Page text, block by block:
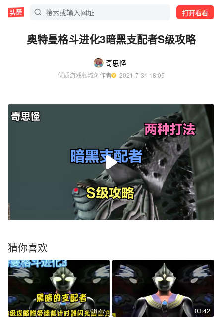
打开看看
奥特曼格斗进化3暗黑支配者S级攻略
奇思怪
优质游戏领域创作者
  2021-7-31 18:05
猜你喜欢
08:47 03:42